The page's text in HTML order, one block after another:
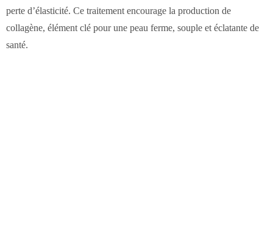
perte d’élasticité. Ce traitement encourage la production de
collagène, élément clé pour une peau ferme, souple et éclatante de
santé.